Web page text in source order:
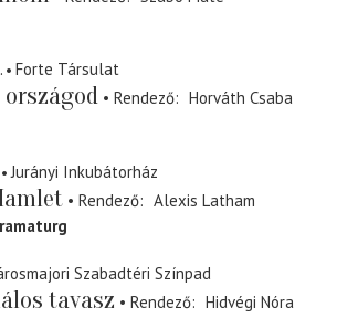
Forte Társulat
országod Rendező
Horváth Csaba
Jurányi Inkubátorház
Rendező
Alexis Latham
Szabadtéri Színpad
tavasz Rendező
Hidvégi Nóra